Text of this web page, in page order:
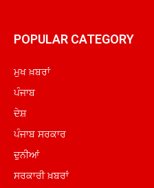
POPULAR CATEGORY
ਮੁਖ ਖ਼ਬਰਾਂ
ਪੰਜਾਬ
ਦੇਸ਼
ਪੰਜਾਬ ਸਰਕਾਰ
ਦੁਨੀਆਂ
ਸਰਕਾਰੀ ਖ਼ਬਰਾਂ